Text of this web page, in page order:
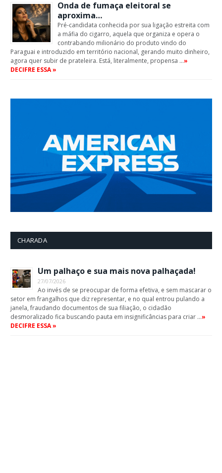
Onda de fumaça eleitoral se
aproxima…
Pré-candidata conhecida por sua ligação estreita com
a máfia do cigarro, aquela que organiza e opera o
contrabando milionário do produto vindo do
Paraguai e introduzido em território nacional, gerando muito dinheiro,
agora quer subir de prateleira. Está, literalmente, propensa …»
DECIFRE ESSA »
CHARADA
Um palhaço e sua mais nova palhaçada!
27/07/2026
Ao invés de se preocupar de forma efetiva, e sem mascarar o
setor em frangalhos que diz representar, e no qual entrou pulando a
janela, fraudando documentos de sua filiação, o cidadão
desmoralizado fica buscando pauta em insignificâncias para criar …»
DECIFRE ESSA »